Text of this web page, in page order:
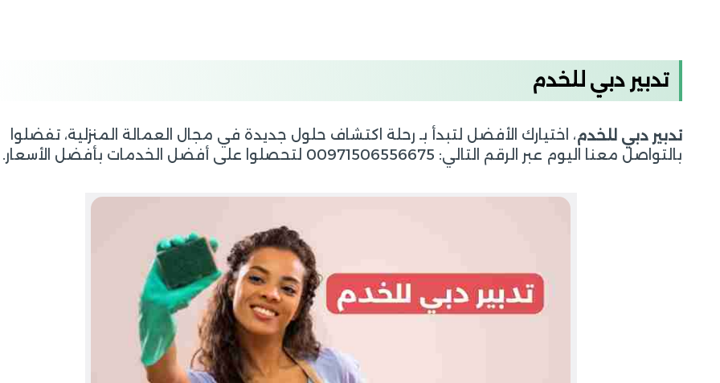
تدبير دبي للخدم
تدبير دبي للخدم، اختيارك الأفضل لتبدأ بـ رحلة اكتشاف حلول جديدة في مجال العمالة المنزلية، تفضلوا
بالتواصل معنا اليوم عبر الرقم التالي: 00971506556675 لتحصلوا على أفضل الخدمات بأفضل الأسعار.